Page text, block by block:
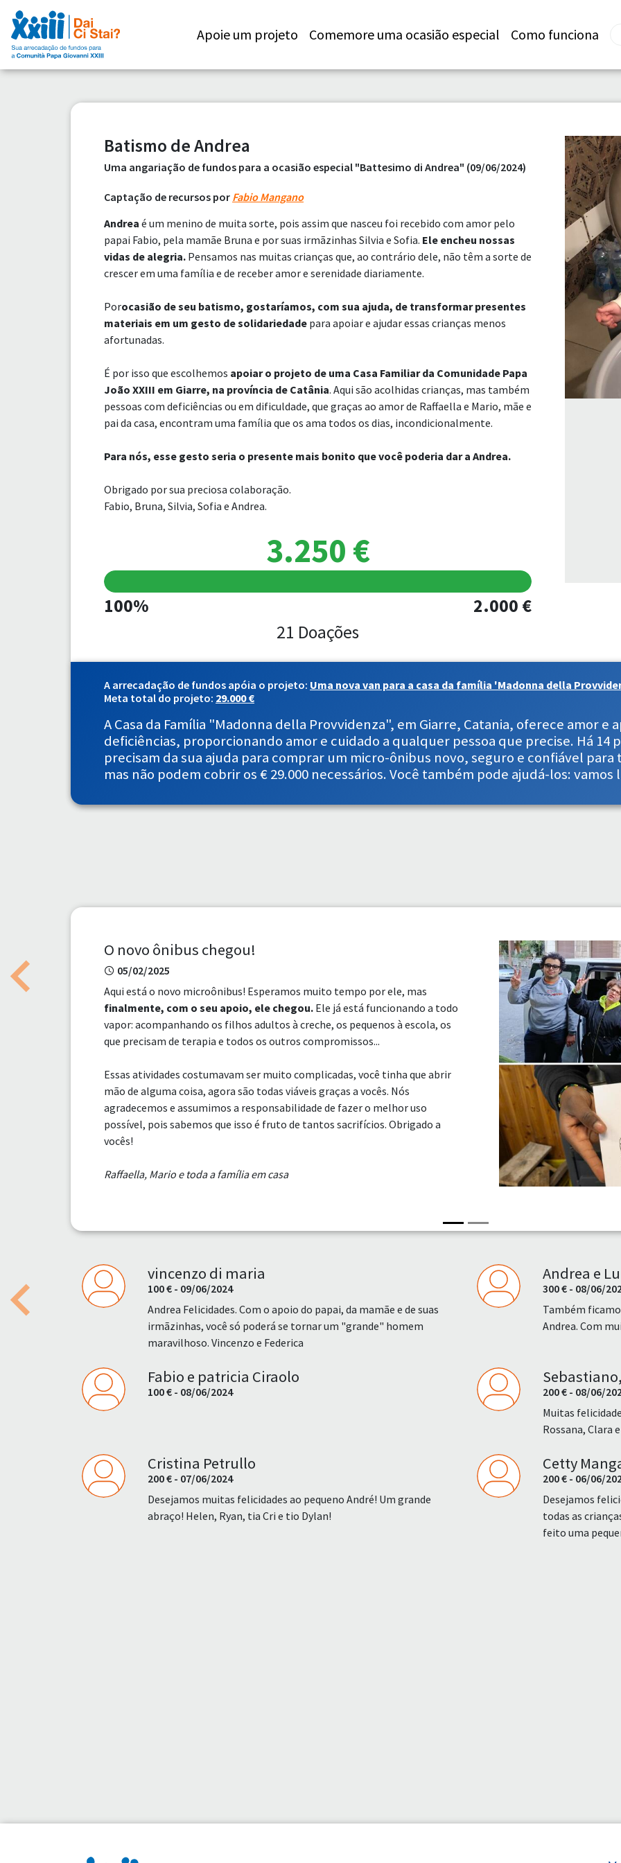
Apoie um projeto Comemore uma ocasião especial Como funciona
Batismo de Andrea
Uma angariação de fundos para a ocasião especial "Battesimo di Andrea" (09/06/2024)
Captação de recursos por Fabio Mangano
Andrea é um menino de muita sorte, pois assim que nasceu foi recebido com amor pelo
papai Fabio, pela mamãe Bruna e por suas irmãzinhas Silvia e Sofia. Ele encheu nossas
vidas de alegria. Pensamos nas muitas crianças que, ao contrário dele, não têm a sorte de
crescer em uma família e de receber amor e serenidade diariamente.
Porocasião de seu batismo, gostaríamos, com sua ajuda, de transformar presentes
materiais em um gesto de solidariedade para apoiar e ajudar essas crianças menos
afortunadas.
É por isso que escolhemos apoiar o projeto de uma Casa Familiar da Comunidade Papa
João XXIII em Giarre, na província de Catânia. Aqui são acolhidas crianças, mas também
pessoas com deficiências ou em dificuldade, que graças ao amor de Raffaella e Mario, mãe e
pai da casa, encontram uma família que os ama todos os dias, incondicionalmente.
Para nós, esse gesto seria o presente mais bonito que você poderia dar a Andrea.
Obrigado por sua preciosa colaboração.
Fabio, Bruna, Silvia, Sofia e Andrea.
3.250 €
100%
2.000 €
21 Doações
A arrecadação de fundos apóia o projeto: Uma nova van para a casa da família 'Madonna della
Meta total do projeto: 29.000 €
A Casa da Família "Madonna della Provvidenza", em Giarre, Catania, oferece amor e
deficiências, proporcionando amor e cuidado a qualquer pessoa que precise. Há 14
precisam da sua ajuda para comprar um micro-ônibus novo, seguro e confiável para
mas não podem cobrir os € 29.000 necessários. Você também pode ajudá-los:
Previous
O novo ônibus chegou!
05/02/2025
Aqui está o novo microônibus! Esperamos muito tempo por ele, mas
finalmente, com o seu apoio, ele chegou. Ele já está funcionando a todo
vapor: acompanhando os filhos adultos à creche, os pequenos à escola, os
que precisam de terapia e todos os outros compromissos...
Essas atividades costumavam ser muito complicadas, você tinha que abrir
mão de alguma coisa, agora são todas viáveis graças a vocês. Nós
agradecemos e assumimos a responsabilidade de fazer o melhor uso
possível, pois sabemos que isso é fruto de tantos sacrifícios. Obrigado a
vocês!
Raffaella, Mario e toda a família em casa
Previous
vincenzo di maria
100 € - 09/06/2024
Andrea Felicidades. Com o apoio do papai, da mamãe e de suas
irmãzinhas, você só poderá se tornar um "grande" homem
maravilhoso. Vincenzo e Federica
Andrea e
300 € - 08/06/
Também
Andrea. Com
Fabio e patricia Ciraolo
100 € - 08/06/2024
200 € - 08/06/
Muitas
Rossana, Clara
Cristina Petrullo
200 € - 07/06/2024
Desejamos muitas felicidades ao pequeno André! Um grande
abraço! Helen, Ryan, tia Cri e tio Dylan!
Cetty
200 € - 06/06/
Desejamos
todas as
feito uma